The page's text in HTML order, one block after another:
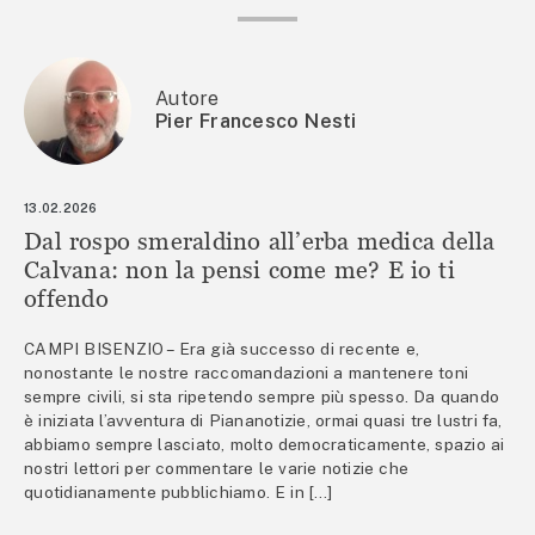
Autore
Pier Francesco Nesti
13.02.2026
Dal rospo smeraldino all’erba medica della
Calvana: non la pensi come me? E io ti
offendo
CAMPI BISENZIO – Era già successo di recente e,
nonostante le nostre raccomandazioni a mantenere toni
sempre civili, si sta ripetendo sempre più spesso. Da quando
è iniziata l’avventura di Piananotizie, ormai quasi tre lustri fa,
abbiamo sempre lasciato, molto democraticamente, spazio ai
nostri lettori per commentare le varie notizie che
quotidianamente pubblichiamo. E in […]